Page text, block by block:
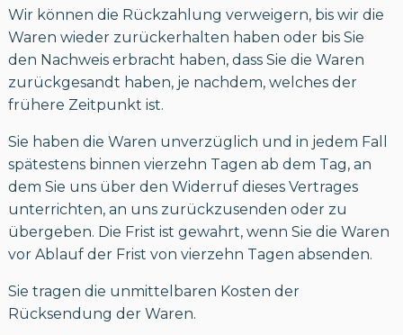
Wir können die Rückzahlung verweigern, bis wir die
Waren wieder zurückerhalten haben oder bis Sie
den Nachweis erbracht haben, dass Sie die Waren
zurückgesandt haben, je nachdem, welches der
frühere Zeitpunkt ist.
Sie haben die Waren unverzüglich und in jedem Fall
spätestens binnen vierzehn Tagen ab dem Tag, an
dem Sie uns über den Widerruf dieses Vertrages
unterrichten, an uns zurückzusenden oder zu
übergeben. Die Frist ist gewahrt, wenn Sie die Waren
vor Ablauf der Frist von vierzehn Tagen absenden.
Sie tragen die unmittelbaren Kosten der
Rücksendung der Waren.